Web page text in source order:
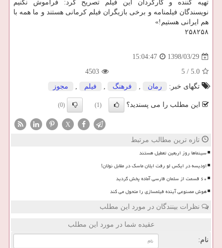
تهیه كننده و كارگردان این فیلم تصریح كرد: فراموش نكنیم
نویسندگان فیلمنامه و برخی بازیگران فیلم كرمانی هستند و ما همه با
هم ایرانی هستیم!»
۲۵۸۲۵۸
1398/03/29
15:04:47
5.0
/
5
4503
تگهای خبر:
رمان , فرهنگ , فیلم , مجوز
این مطلب را می پسندید؟ (1)
(0)
X
تازه ترین مطالب مرتبط
سینماها روز اربعین تعطیل هستند
اودیسه در ایکس لو رفت ایلان ماسک در مقابل نولان!
۶۰ قسمت از سلمان فارسی آماده پخش گردید
هوش مصنوعی آینده فیلمسازی را متحول می کند
نظرات بینندگان در مورد این مطلب
عقیده شما در مورد این مطلب
نام: